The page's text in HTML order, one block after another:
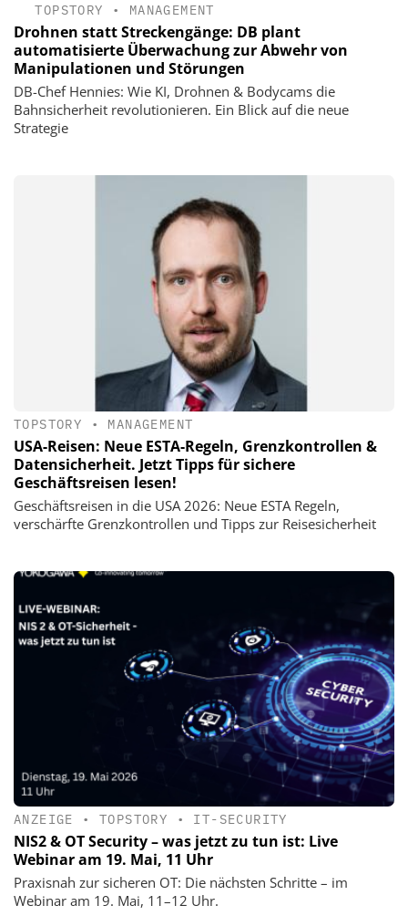
TOPSTORY • MANAGEMENT
Drohnen statt Streckengänge: DB plant
automatisierte Überwachung zur Abwehr von
Manipulationen und Störungen
DB-Chef Hennies: Wie KI, Drohnen & Bodycams die
Bahnsicherheit revolutionieren. Ein Blick auf die neue
Strategie
TOPSTORY • MANAGEMENT
USA-Reisen: Neue ESTA-Regeln, Grenzkontrollen &
Datensicherheit. Jetzt Tipps für sichere
Geschäftsreisen lesen!
Geschäftsreisen in die USA 2026: Neue ESTA Regeln,
verschärfte Grenzkontrollen und Tipps zur Reisesicherheit
ANZEIGE •TOPSTORY • IT-SECURITY
NIS2 & OT Security – was jetzt zu tun ist: Live
Webinar am 19. Mai, 11 Uhr
Praxisnah zur sicheren OT: Die nächsten Schritte – im
Webinar am 19. Mai, 11–12 Uhr.